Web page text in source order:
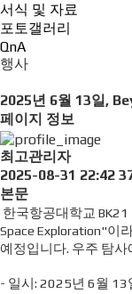
서식 및 자료
포토갤러리
QnA
행사
2025년 6월 13일,
페이지 정보
최고관리자
2025-08-31 22:42
본문
한국항공대학교
Space Exploration"이
예정입니다. 우주 탐
- 일시: 2025년 6월 13